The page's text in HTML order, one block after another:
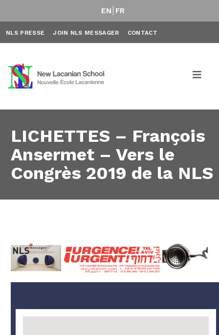
EN FR
NLS PRESSE JOIN NLS MESSAGER CONTACT
LICHETTES – François
Ansermet – Vers le
Congrès 2019 de la NLS